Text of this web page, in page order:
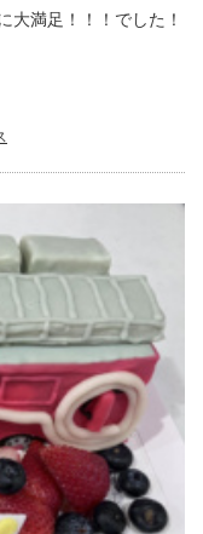
大満足！！！でした！